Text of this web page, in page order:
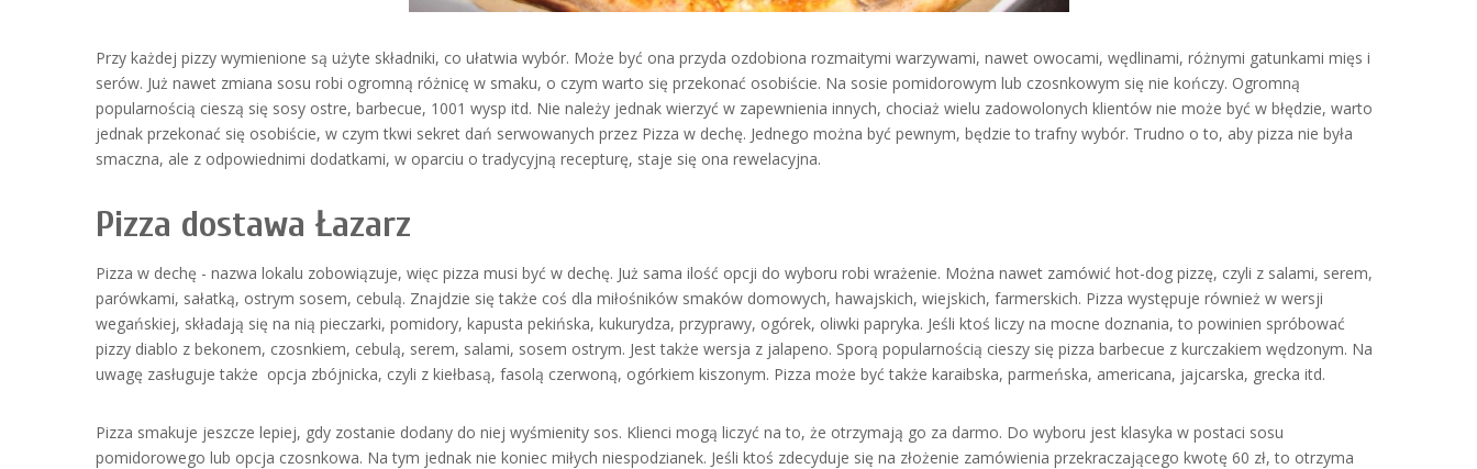
Przy każdej pizzy wymienione są użyte składniki, co ułatwia wybór. Może być ona przyda ozdobiona rozmaitymi warzywami, nawet owocami, wędlinami, różnymi gatunkami mięs i
serów. Już nawet zmiana sosu robi ogromną różnicę w smaku, o czym warto się przekonać osobiście. Na sosie pomidorowym lub czosnkowym się nie kończy. Ogromną
popularnością cieszą się sosy ostre, barbecue, 1001 wysp itd. Nie należy jednak wierzyć w zapewnienia innych, chociaż wielu zadowolonych klientów nie może być w błędzie, warto
jednak przekonać się osobiście, w czym tkwi sekret dań serwowanych przez Pizza w dechę. Jednego można być pewnym, będzie to trafny wybór. Trudno o to, aby pizza nie była
smaczna, ale z odpowiednimi dodatkami, w oparciu o tradycyjną recepturę, staje się ona rewelacyjna.
Pizza dostawa Łazarz
Pizza w dechę - nazwa lokalu zobowiązuje, więc pizza musi być w dechę. Już sama ilość opcji do wyboru robi wrażenie. Można nawet zamówić hot-dog pizzę, czyli z salami, serem,
parówkami, sałatką, ostrym sosem, cebulą. Znajdzie się także coś dla miłośników smaków domowych, hawajskich, wiejskich, farmerskich. Pizza występuje również w wersji
wegańskiej, składają się na nią pieczarki, pomidory, kapusta pekińska, kukurydza, przyprawy, ogórek, oliwki papryka. Jeśli ktoś liczy na mocne doznania, to powinien spróbować
pizzy diablo z bekonem, czosnkiem, cebulą, serem, salami, sosem ostrym. Jest także wersja z jalapeno. Sporą popularnością cieszy się pizza barbecue z kurczakiem wędzonym. Na
uwagę zasługuje także opcja zbójnicka, czyli z kiełbasą, fasolą czerwoną, ogórkiem kiszonym. Pizza może być także karaibska, parmeńska, americana, jajcarska, grecka itd.
Pizza smakuje jeszcze lepiej, gdy zostanie dodany do niej wyśmienity sos. Klienci mogą liczyć na to, że otrzymają go za darmo. Do wyboru jest klasyka w postaci sosu
pomidorowego lub opcja czosnkowa. Na tym jednak nie koniec miłych niespodzianek. Jeśli ktoś zdecyduje się na złożenie zamówienia przekraczającego kwotę 60 zł, to otrzyma